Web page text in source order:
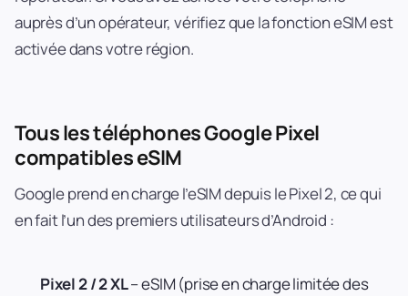
auprès d’un opérateur, vérifiez que la fonction eSIM est
activée dans votre région.
Tous les téléphones Google Pixel
compatibles eSIM
Google prend en charge l’eSIM depuis le Pixel 2, ce qui
en fait l’un des premiers utilisateurs d’Android :
Pixel 2 / 2 XL– eSIM (prise en charge limitée des